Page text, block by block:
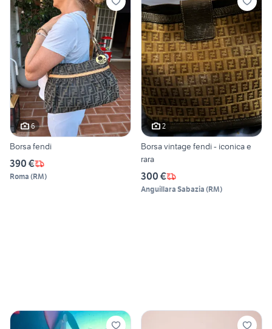
6
Borsa fendi
390 €
Roma (RM)
2
Borsa vintage fendi - iconica e
rara
300 €
Anguillara Sabazia (RM)